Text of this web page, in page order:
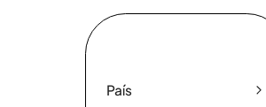
País